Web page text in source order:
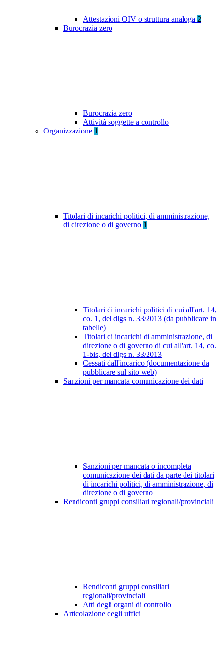
Attestazioni OIV o struttura analoga 2
Burocrazia zero
Burocrazia zero
Attività soggette a controllo
Organizzazione 1
Titolari di incarichi politici, di amministrazione,
di direzione o di governo 1
Titolari di incarichi politici di cui all'art. 14,
co. 1, del dlgs n. 33/2013 (da pubblicare in
tabelle)
Titolari di incarichi di amministrazione, di
direzione o di governo di cui all'art. 14, co.
1-bis, del dlgs n. 33/2013
Cessati dall'incarico (documentazione da
pubblicare sul sito web)
Sanzioni per mancata comunicazione dei dati
Sanzioni per mancata o incompleta
comunicazione dei dati da parte dei titolari
di incarichi politici, di amministrazione, di
direzione o di governo
Rendiconti gruppi consiliari regionali/provinciali
Rendiconti gruppi consiliari
regionali/provinciali
Atti degli organi di controllo
Articolazione degli uffici